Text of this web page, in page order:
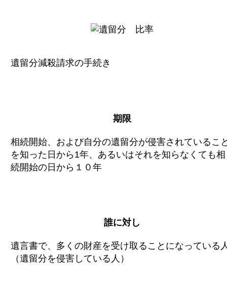
遺留分減殺請求の手続き
期限
相続開始、および自分の遺留分が侵害されているこ
を知った日から1年、あるいはそれを知らなくても相
続開始の日から１０年
誰に対し
遺言書で、多くの財産を受け取ることになっている
（遺留分を侵害している人）